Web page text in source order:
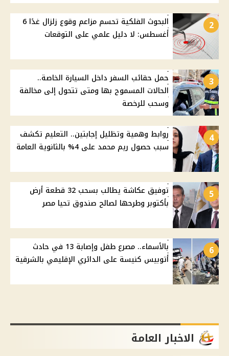
2
البحوث الفلكية تحسم مزاعم وقوع زلزال غدًا 6
أغسطس: لا دليل علمي على التوقعات
3
حمل حقائب السفر داخل السيارة الخاصة..
الحالات المسموح بها ومتى تتحول إلى مخالفة
وسحب للرخصة
4
روابط وهمية وتظليل إجابتين.. التعليم تكشف
سبب حصول ريم محمد على 4% بالثانوية العامة
5
توفيق عكاشة يطالب بسحب 32 قطعة أرض
بأكتوبر وطرحها لصالح صندوق تحيا مصر
6
بالأسماء.. مصرع طفل وإصابة 13 في حادث
أتوبيس كنيسة على الدائري الإقليمي بالشرقية
الاخبار العامة